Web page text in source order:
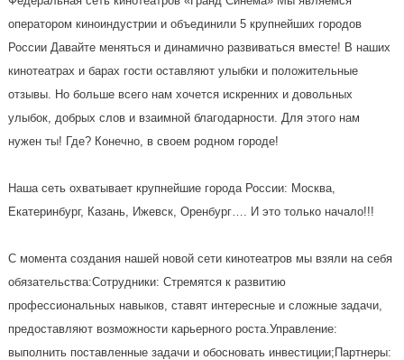
оператором киноиндустрии и объединили 5 крупнейших городов
России Давайте меняться и динамично развиваться вместе! В наших
кинотеатрах и барах гости оставляют улыбки и положительные
отзывы. Но больше всего нам хочется искренних и довольных
улыбок, добрых слов и взаимной благодарности. Для этого нам
нужен ты! Где? Конечно, в своем родном городе!
Наша сеть охватывает крупнейшие города России: Москва,
Екатеринбург, Казань, Ижевск, Оренбург…. И это только начало!!!
С момента создания нашей новой сети кинотеатров мы взяли на себя
обязательства:Сотрудники: Стремятся к развитию
профессиональных навыков, ставят интересные и сложные задачи,
предоставляют возможности карьерного роста.Управление:
выполнить поставленные задачи и обосновать инвестиции;Партнеры: